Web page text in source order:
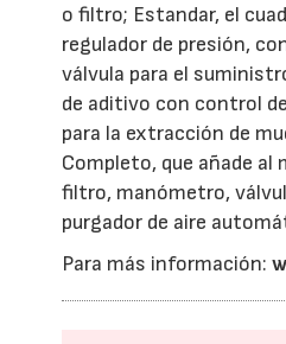
o filtro; Estandar, el
regulador de presión,
válvula para el
de aditivo con control
para la extracción de
Completo, que añade al
filtro, manómetro,
purgador de aire
Para más información: